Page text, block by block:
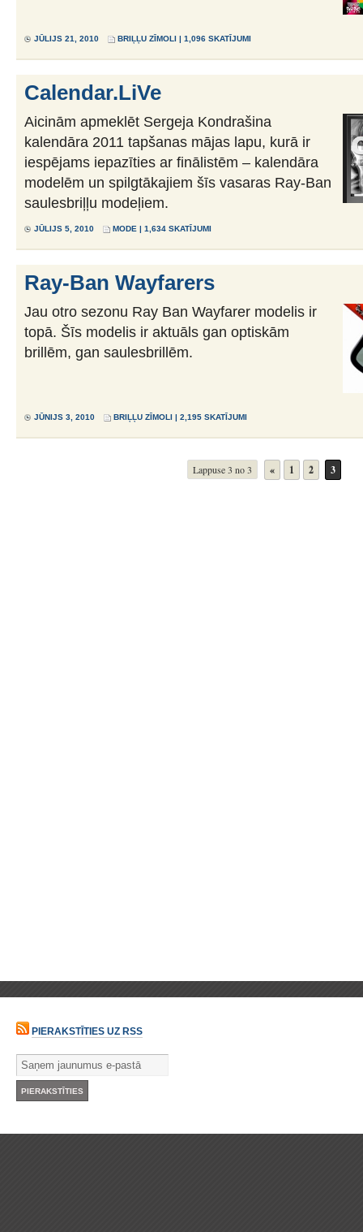
JŪLIJS 21, 2010 BRIĻĻU ZĪMOLI | 1,096 SKATĪJUMI
Calendar.LiVe
Aicinām apmeklēt Sergeja Kondrašina
kalendāra 2011 tapšanas mājas lapu, kurā ir
iespējams iepazīties ar finālistēm – kalendāra
modelēm un spilgtākajiem šīs vasaras Ray-Ban
saulesbriļļu modeļiem.
JŪLIJS 5, 2010 MODE | 1,634 SKATĪJUMI
Ray-Ban Wayfarers
Jau otro sezonu Ray Ban Wayfarer modelis ir
topā. Šīs modelis ir aktuāls gan optiskām
brillēm, gan saulesbrillēm.
JŪNIJS 3, 2010 BRIĻĻU ZĪMOLI | 2,195 SKATĪJUMI
Lappuse 3 no 3 « 1 2 3
PIERAKSTĪTIES UZ RSS